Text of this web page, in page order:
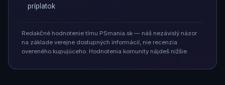
príplatok
Redakčné hodnotenie tímu PSmania.sk — náš nezávislý názor
na základe verejne dostupných informácií, nie recenzia
overeného kupujúceho. Hodnotenia komunity nájdeš nižšie.